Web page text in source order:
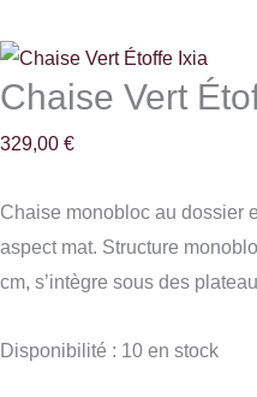
Chaise Vert
329,00 €
Chaise monobloc au dossier
aspect mat. Structure
cm, s’intègre sous des
Disponibilité : 10 en stock